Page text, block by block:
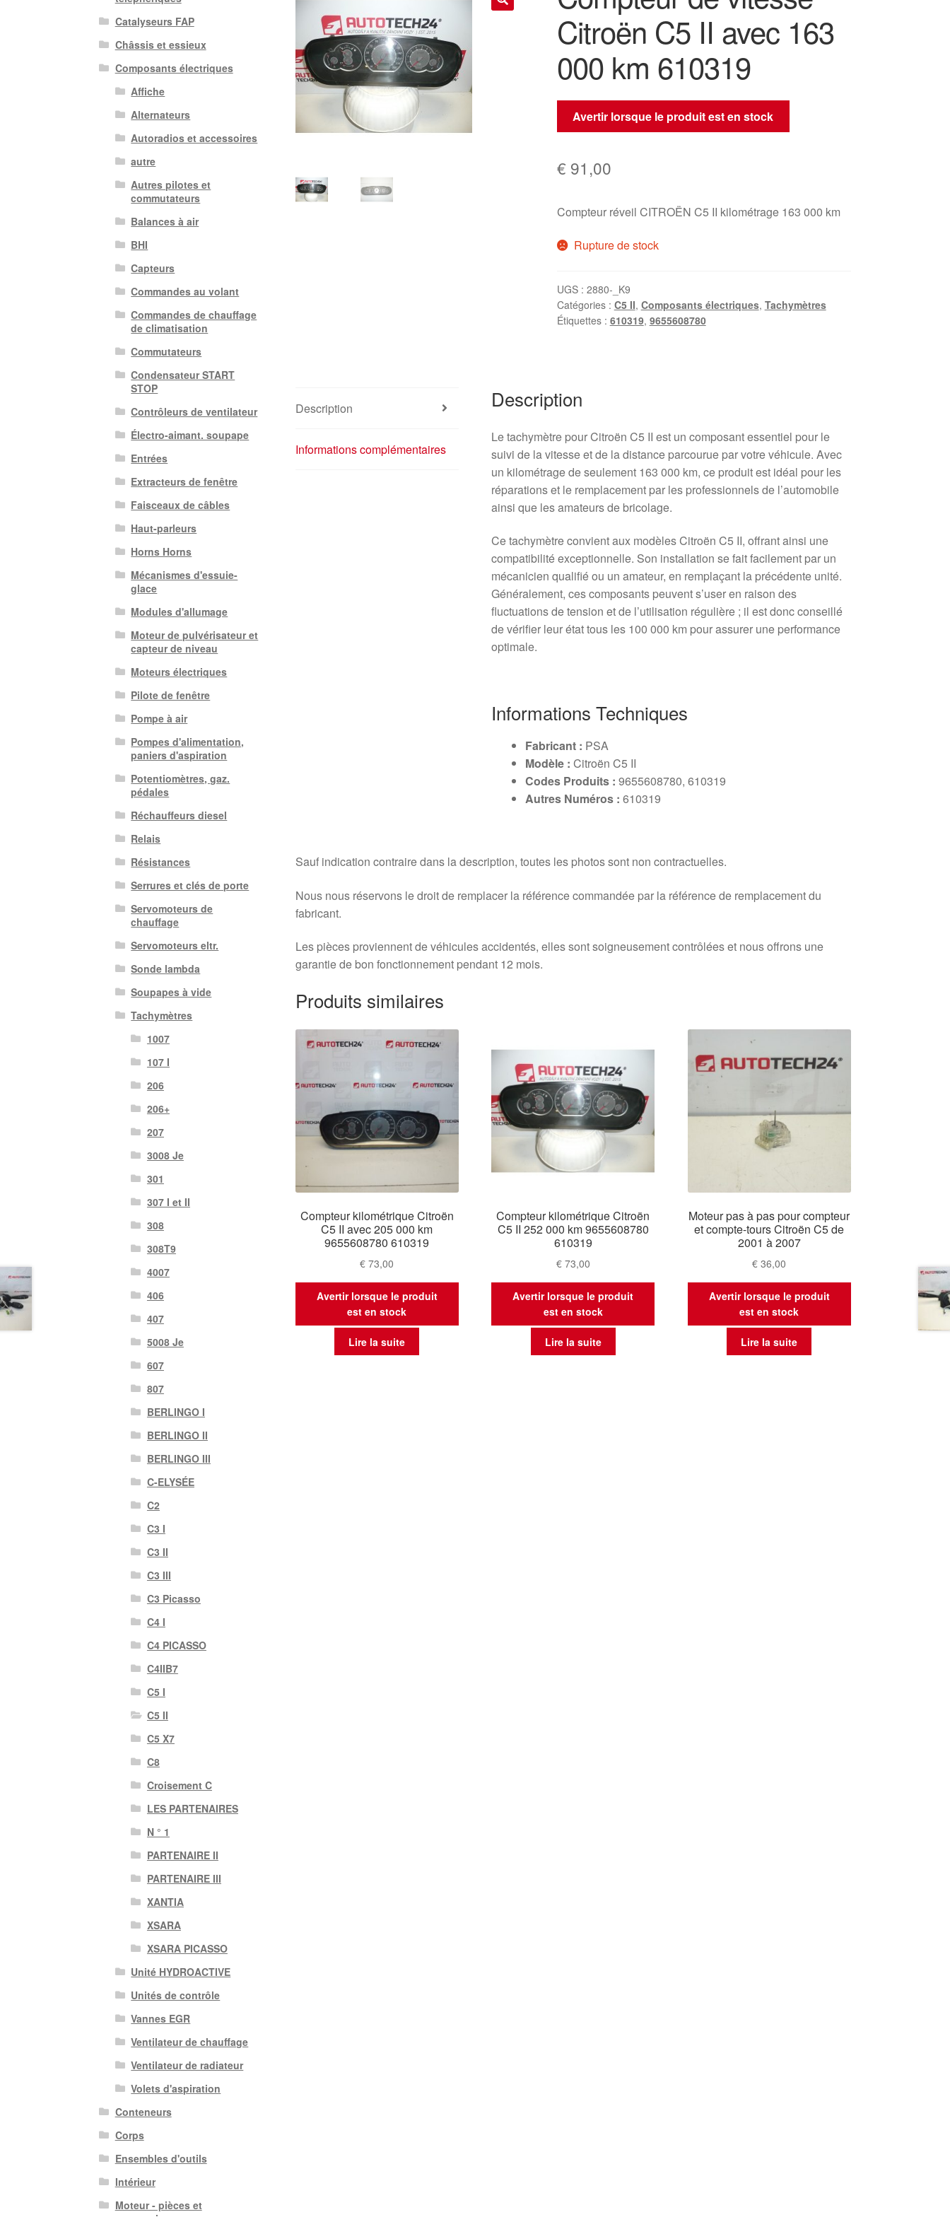
Citroën C5 II avec 163
000 km 610319
Avertir lorsque le produit est en stock
€ 91,00
Compteur réveil CITROËN C5 II kilométrage 163 000 km
Rupture de stock
UGS : 2880-_K9
Catégories : C5 II, Composants électriques, Tachymètres
Étiquettes : 610319, 9655608780
Description
Informations complémentaires
Description
Le tachymètre pour Citroën C5 II est un composant essentiel pour le
suivi de la vitesse et de la distance parcourue par votre véhicule. Avec
un kilométrage de seulement 163 000 km, ce produit est idéal pour les
réparations et le remplacement par les professionnels de l’automobile
ainsi que les amateurs de bricolage.
Ce tachymètre convient aux modèles Citroën C5 II, offrant ainsi une
compatibilité exceptionnelle. Son installation se fait facilement par un
mécanicien qualifié ou un amateur, en remplaçant la précédente unité.
Généralement, ces composants peuvent s’user en raison des
fluctuations de tension et de l’utilisation régulière ; il est donc conseillé
de vérifier leur état tous les 100 000 km pour assurer une performance
optimale.
Informations Techniques
Fabricant : PSA
Modèle : Citroën C5 II
Codes Produits : 9655608780, 610319
Autres Numéros : 610319
Sauf indication contraire dans la description, toutes les photos sont non contractuelles.
Nous nous réservons le droit de remplacer la référence commandée par la référence de remplacement du
fabricant.
Les pièces proviennent de véhicules accidentés, elles sont soigneusement contrôlées et nous offrons une
garantie de bon fonctionnement pendant 12 mois.
Produits similaires
Compteur kilométrique Citroën
C5 II avec 205 000 km
9655608780 610319
€ 73,00
Avertir lorsque le produit
est en stock
Lire la suite
Compteur kilométrique Citroën
C5 II 252 000 km 9655608780
610319
€73,00
Avertir lorsque le produit
est en stock
Lire la suite
Moteur pas à pas pour compteur
et compte-tours Citroën C5 de
2001 à 2007
€ 36,00
Avertir lorsque le produit
est en stock
Lire la suite
Catalyseurs FAP
Châssis et essieux
Composants électriques
Affiche
Alternateurs
Autoradios et accessoires
autre
Autres pilotes et
commutateurs
Balances à air
BHI
Capteurs
Commandes au volant
Commandes de chauffage
de climatisation
Commutateurs
Condensateur START
STOP
Contrôleurs de ventilateur
Électro-aimant. soupape
Entrées
Extracteurs de fenêtre
Faisceaux de câbles
Haut-parleurs
Horns Horns
Mécanismes d'essuie-
glace
Modules d'allumage
Moteur de pulvérisateur et
capteur de niveau
Moteurs électriques
Pilote de fenêtre
Pompe à air
Pompes d'alimentation,
paniers d'aspiration
Potentiomètres, gaz.
pédales
Réchauffeurs diesel
Relais
Résistances
Serrures et clés de porte
Servomoteurs de
chauffage
Servomoteurs eltr.
Sonde lambda
Soupapes à vide
Tachymètres
1007
107 I
206
206+
207
3008 Je
301
307 I et II
308
308T9
4007
406
407
5008 Je
607
807
BERLINGO I
BERLINGO II
BERLINGO III
C-ELYSÉE
C2
C3 I
C3 II
C3 III
C3 Picasso
C4 I
C4 PICASSO
C4IIB7
C5 I
C5 II
C5 X7
C8
Croisement C
LES PARTENAIRES
N ° 1
PARTENAIRE II
PARTENAIRE III
XANTIA
XSARA
XSARA PICASSO
Unité HYDROACTIVE
Unités de contrôle
Vannes EGR
Ventilateur de chauffage
Ventilateur de radiateur
Volets d'aspiration
Conteneurs
Corps
Ensembles d'outils
Intérieur
Moteur - pièces et